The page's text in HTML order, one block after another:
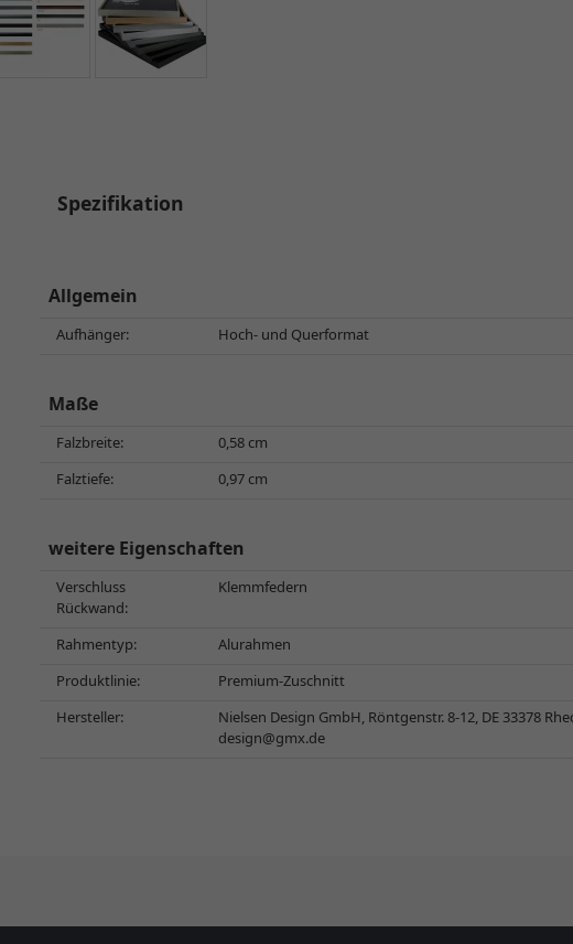
Spezifikation
Allgemein
Aufhänger: Hoch- und Querformat
Maße
Falzbreite:
0,58 cm
Falztiefe:
0,97 cm
weitere Eigenschaften
Verschluss
Rückwand:
Klemmfedern
Rahmentyp:
Alurahmen
Produktlinie:
Premium-Zuschnitt
Hersteller:
Nielsen Design GmbH, Röntgenstr. 8-12, DE 33378
design@gmx.de